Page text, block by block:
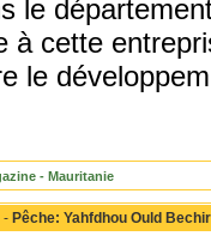
le
à cette
le
- Mauritanie
- Pêche: Yahfdhou Ould